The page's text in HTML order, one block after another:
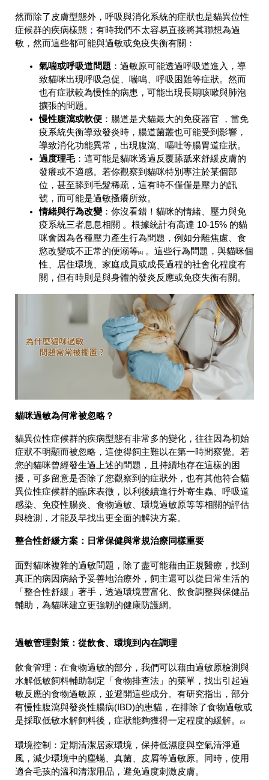
然而除了皮膚型態外，呼吸與消化系統的症狀也是貓異位性
症候群的疾病樣態 ； 有時我們不太容易直接將其聯想為過
敏，然而這些都可能與過敏或免疫失衡有關：
氣喘或呼吸道問題 ： 過敏原可能透過呼吸道進入，導
致貓咪出現呼吸急促、喘鳴、呼吸困難等症狀。然而
也有症狀較為慢性的病患，可能出現長期咳嗽與肺泡
擴張的問題。
慢性腹瀉或軟便 ： 腸道是犬貓最大的免疫器官 ，當免
疫系統失衡導致發炎時，腸道菌叢也可能受到影響，
導致消化功能異常，出現腹瀉、嘔吐等腸胃道症狀。
過度理毛： 這可能是貓咪透過反覆舔舐來舒緩皮膚的
發癢或不適感。若你觀察到貓咪特別專注於某個部
位，甚至舔到毛髮稀疏，這有時不僅僅是壓力的訊
號，而可能是過敏搔癢所致。
情緒與行為改變： 你沒看錯！貓咪的情緒、壓力與免
疫系統三者息息相關 。根據統計有高達 10-15% 的貓
咪會因為各種壓力產生行為問題，例如分離焦慮、食
慾改變或不正常的便溺等[4]
。這些行為問題，與貓咪個
性、居住環境、家庭成員或成長過程的社會化程度有
關，但有時則是與身體的發炎反應或免疫失衡有關。
貓咪過敏為何常被忽略？
貓異位性症候群的疾病型態有非常多的變化，往往因為初始
症狀不明顯而被忽略，這使得飼主難以在第一時間察覺。若
您的貓咪曾經發生過上述的問題，且持續地存在這樣的困
擾，可多留意是否除了您觀察到的症狀外，也有其他符合貓
異位性症候群的臨床表徵，以利後續進行外寄生蟲、呼吸道
感染、免疫性腸炎、食物過敏、環境過敏原等等相關的評估
與檢測，才能及早找出更全面的解決方案。
整合性舒緩方案：日常保健與常規治療同樣重要
面對貓咪複雜的過敏問題，除了盡可能藉由正規醫療，找到
真正的病因病給予妥善地治療外，飼主還可以從日常生活的
「整合性舒緩」著手，透過環境豐富化、飲食調整與保健品
輔助，為貓咪建立更強韌的健康防護網。
過敏管理對策：從飲食、環境到內在調理
飲食管理：在食物過敏的部分，我們可以藉由過敏原檢測與
水解低敏飼料輔助制定「食物排查法」的菜單，找出引起過
敏反應的食物過敏原，並避開這些成分。有研究指出，部分
有慢性腹瀉與發炎性腸病(IBD)的患貓，在排除了食物過敏或
是採取低敏水解飼料後，症狀能夠獲得一定程度的緩解。
[5]
環境控制：定期清潔居家環境，保持低濕度與空氣清淨通
風，減少環境中的塵蟎、真菌、皮屑等過敏原。同時，使用
適合毛孩的溫和清潔用品，避免過度刺激皮膚。